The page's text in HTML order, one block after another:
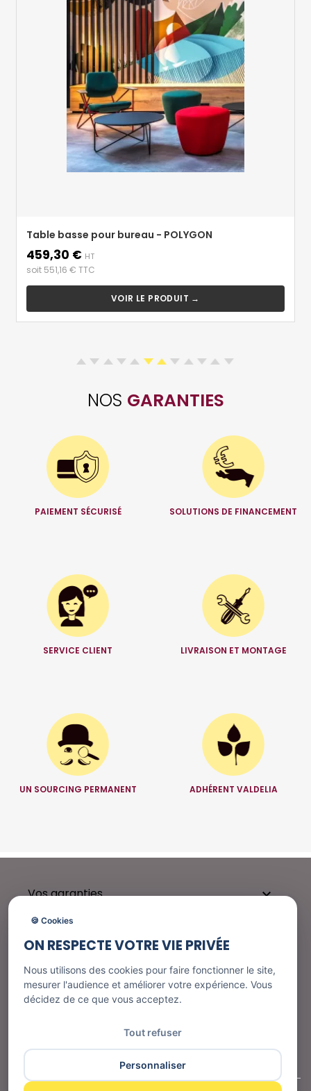
Table basse pour bureau - POLYGON
Prix
459,30 € HT
soit 551,16 € TTC
VOIR LE PRODUIT →
NOS GARANTIES
PAIEMENT SÉCURISÉ SOLUTIONS DE FINANCEMENT
SERVICE CLIENT LIVRAISON ET MONTAGE
UN SOURCING PERMANENT ADHÉRENT VALDELIA
Vos garanties 
Besoin d'aide ?
Nos services
🍪 Cookies
ON RESPECTE VOTRE VIE PRIVÉE
Nous utilisons des cookies pour faire fonctionner le site,
mesurer l'audience et améliorer votre expérience. Vous
décidez de ce que vous acceptez.
Tout refuser
Personnaliser